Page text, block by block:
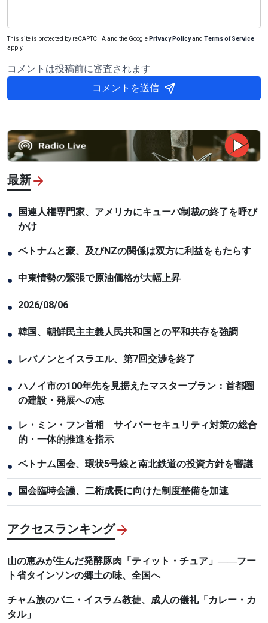
This site is protected by reCAPTCHA and the Google Privacy Policyand Terms of Service
apply.
コメントは投稿前に審査されます
コメントを送信
最新
●
国連人権専門家、アメリカにキューバ制裁の終了を呼び
かけ
● ベトナムと豪、及びNZの関係は双方に利益をもたらす
● 中東情勢の緊張で原油価格が大幅上昇
● 2026/08/06
● 韓国、朝鮮民主主義人民共和国との平和共存を強調
● レバノンとイスラエル、第7回交渉を終了
● ハノイ市の100年先を見据えたマスタープラン：首都圏
の建設・発展への志
●
レ・ミン・フン首相 サイバーセキュリティ対策の総合
的・一体的推進を指示
● ベトナム国会、環状5号線と南北鉄道の投資方針を審議
● 国会臨時会議、二桁成長に向けた制度整備を加速
アクセスランキング
山の恵みが生んだ発酵豚肉「ティット・チュア」――フー
ト省タインソンの郷土の味、全国へ
チャム族のバニ・イスラム教徒、成人の儀礼「カレー・カ
タル」